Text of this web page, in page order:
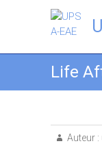
Life
Auteur :